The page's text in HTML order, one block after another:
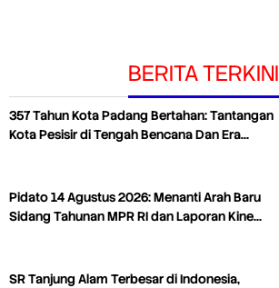
BERITA TERKINI
357 Tahun Kota Padang Bertahan: Tantangan
Kota Pesisir di Tengah Bencana Dan Era…
Pidato 14 Agustus 2026: Menanti Arah Baru
Sidang Tahunan MPR RI dan Laporan Kine…
SR Tanjung Alam Terbesar di Indonesia,